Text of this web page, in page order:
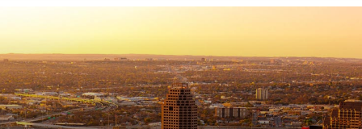
Viagens